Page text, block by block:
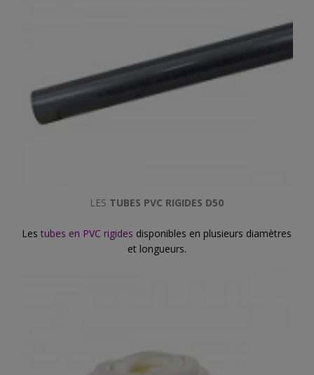
LES TUBES PVC RIGIDES D50
Lestubes en PVC rigides disponibles en plusieurs diamètres
et longueurs.